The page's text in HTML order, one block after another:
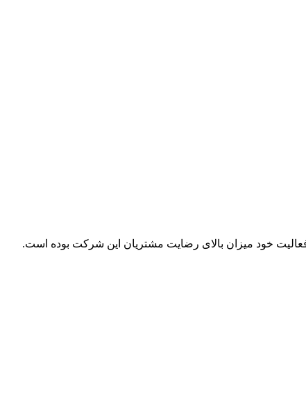
خود میزان بالای رضایت مشتریان این شرکت بوده است.